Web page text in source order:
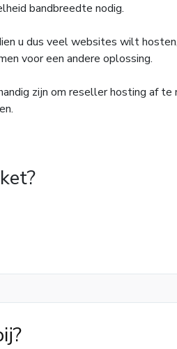
bandbreedte nodig.
u dus veel websites wilt
voor een andere oplossing.
zijn om reseller hosting af te